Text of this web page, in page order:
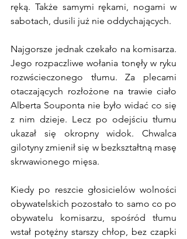
ręką. Także samymi rękami, nogami w
sabotach, dusili już nie oddychających.
Najgorsze jednak czekało na komisarza.
Jego rozpaczliwe wołania tonęły w ryku
rozwścieczonego tłumu. Za plecami
otaczających rozłożone na trawie ciało
Alberta Souponta nie było widać co się
z nim dzieje. Lecz po odejściu tłumu
ukazał się okropny widok. Chwalca
gilotyny zmienił się w bezkształtną masę
skrwawionego mięsa.
Kiedy po reszcie głosicielów wolności
obywatelskich pozostało to samo co po
obywatelu komisarzu, spośród tłumu
wstał potężny starszy chłop, bez czapki